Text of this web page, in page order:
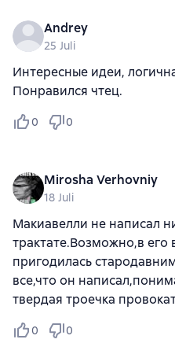
Andrey
25 Juli
Интересные идеи,
Понравился чтец.
0 0
Mirosha Verhovniy
18 Juli
Макиавелли не написал
трактате.Возможно,в его
пригодилась
все,что он
твердая троечка
0 0